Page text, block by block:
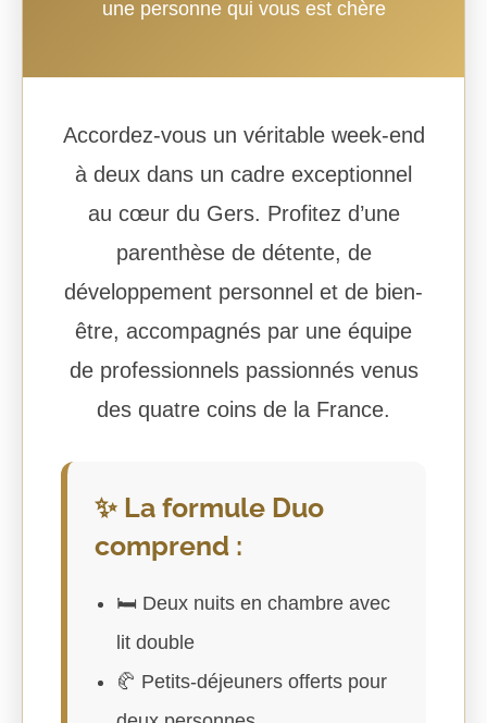
une personne qui vous est chère
Accordez-vous un véritable week-end
à deux dans un cadre exceptionnel
au cœur du Gers. Profitez d’une
parenthèse de détente, de
développement personnel et de bien-
être, accompagnés par une équipe
de professionnels passionnés venus
des quatre coins de la France.
✨ La formule Duo
comprend :
🛏️ Deux nuits en chambre avec
lit double
🥐 Petits-déjeuners offerts pour